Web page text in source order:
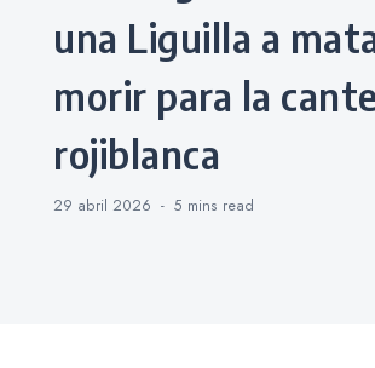
una Liguilla a
morir para la
rojiblanca
29 abril 2026 5 mins read